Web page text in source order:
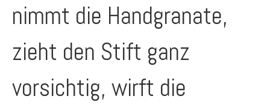
nimmt die Handgranate,
zieht den Stift ganz
vorsichtig, wirft die